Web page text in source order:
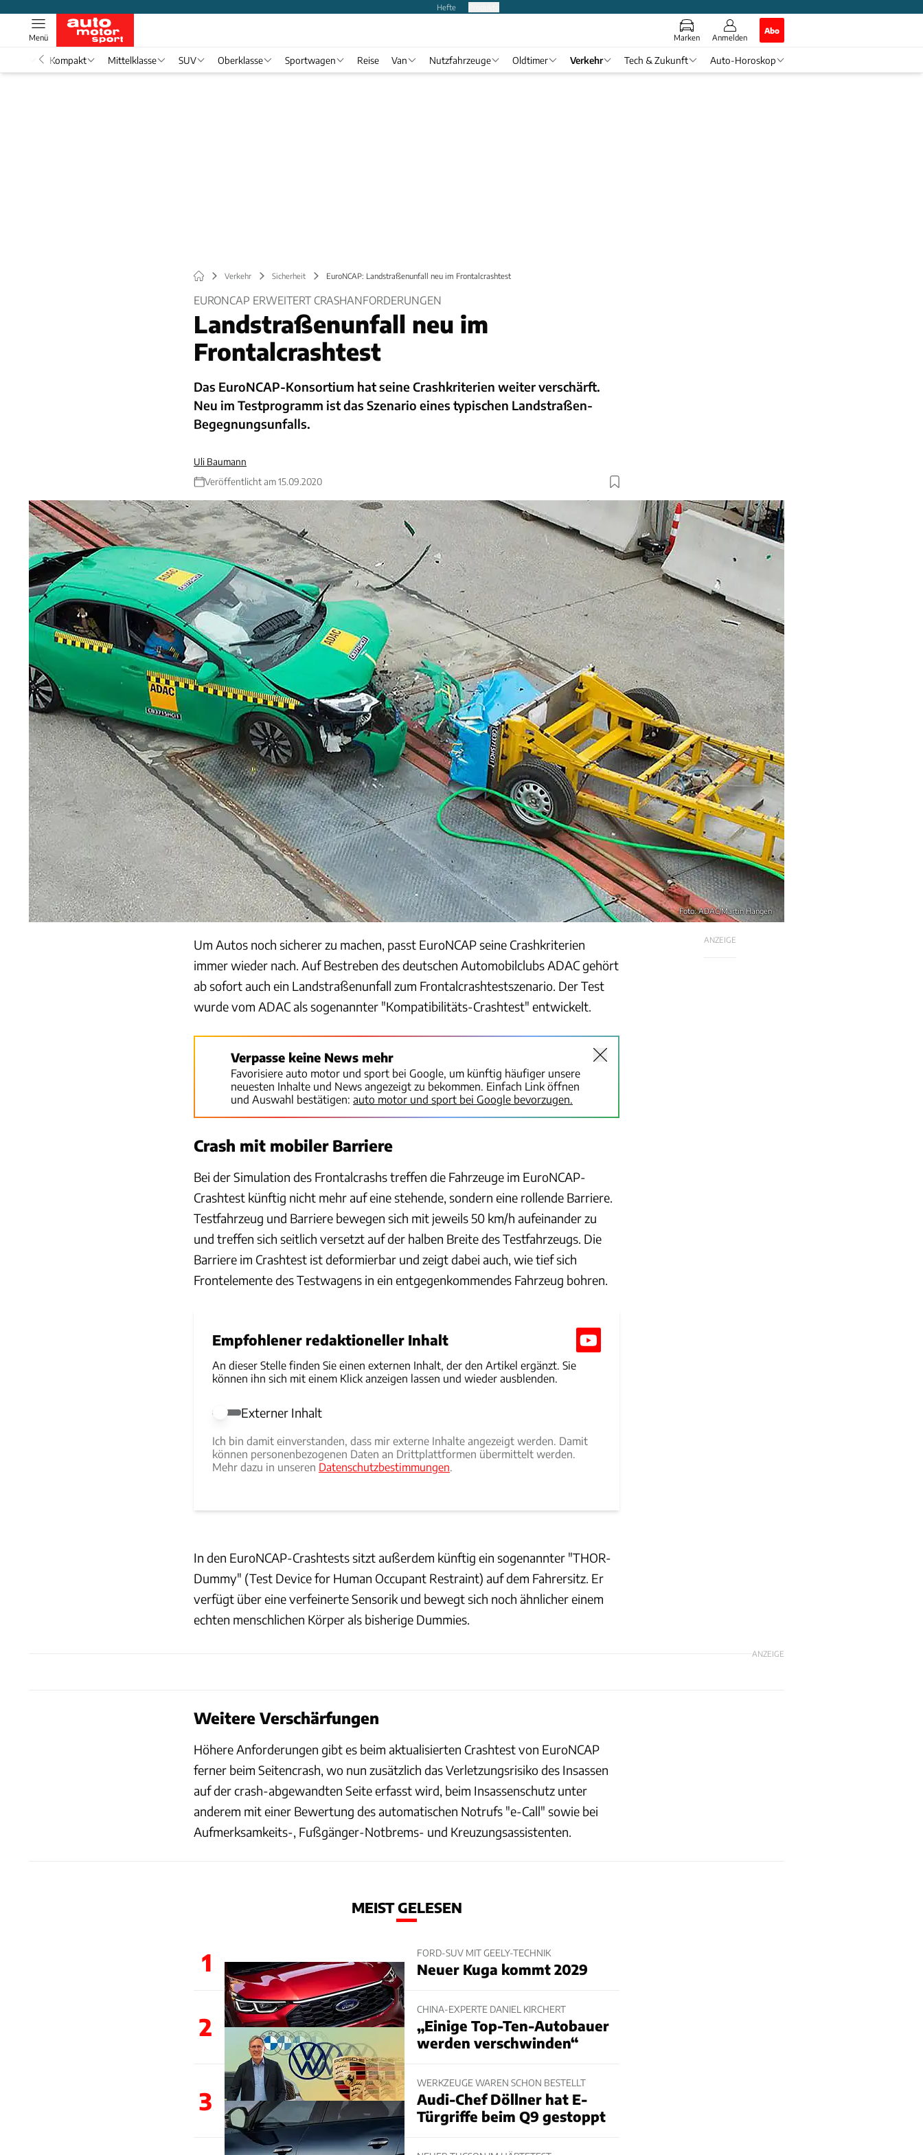
Hefte
Marken Anmelden
Abo
Menü
Kompakt Mittelklasse SUV Oberklasse Sportwagen Reise Van Nutzfahrzeuge Oldtimer Verkehr Tech & Zukunft Auto-Horoskop
Verkehr Sicherheit EuroNCAP: Landstraßenunfall neu im Frontalcrashtest
EURONCAP ERWEITERT CRASHANFORDERUNGEN
Landstraßenunfall neu im
Frontalcrashtest
Das EuroNCAP-Konsortium hat seine Crashkriterien weiter verschärft.
Neu im Testprogramm ist das Szenario eines typischen Landstraßen-
Begegnungsunfalls.
Uli Baumann
Veröffentlicht am 15.09.2020
Foto: ADAC/Martin Hangen
ANZEIGE
Um Autos noch sicherer zu machen, passt EuroNCAP seine Crashkriterien
immer wieder nach. Auf Bestreben des deutschen Automobilclubs ADAC gehört
ab sofort auch ein Landstraßenunfall zum Frontalcrashtestszenario. Der Test
wurde vom ADAC als sogenannter "Kompatibilitäts-Crashtest" entwickelt.
Verpasse keine News mehr
Favorisiere auto motor und sport bei Google, um künftig häufiger unsere
neuesten Inhalte und News angezeigt zu bekommen. Einfach Link öffnen
und Auswahl bestätigen: auto motor und sport bei Google bevorzugen.
Crash mit mobiler Barriere
Bei der Simulation des Frontalcrashs treffen die Fahrzeuge im EuroNCAP-
Crashtest künftig nicht mehr auf eine stehende, sondern eine rollende Barriere.
Testfahrzeug und Barriere bewegen sich mit jeweils 50 km/h aufeinander zu
und treffen sich seitlich versetzt auf der halben Breite des Testfahrzeugs. Die
Barriere im Crashtest ist deformierbar und zeigt dabei auch, wie tief sich
Frontelemente des Testwagens in ein entgegenkommendes Fahrzeug bohren.
Empfohlener redaktioneller Inhalt
An dieser Stelle finden Sie einen externen Inhalt, der den Artikel ergänzt. Sie
können ihn sich mit einem Klick anzeigen lassen und wieder ausblenden.
Externer Inhalt erlauben
Externer Inhalt
Ich bin damit einverstanden, dass mir externe Inhalte angezeigt werden. Damit
können personenbezogenen Daten an Drittplattformen übermittelt werden.
Mehr dazu in unseren Datenschutzbestimmungen
In den EuroNCAP-Crashtests sitzt außerdem künftig ein sogenannter "THOR-
Dummy" (Test Device for Human Occupant Restraint) auf dem Fahrersitz. Er
verfügt über eine verfeinerte Sensorik und bewegt sich noch ähnlicher einem
echten menschlichen Körper als bisherige Dummies.
ANZEIGE
Weitere Verschärfungen
Höhere Anforderungen gibt es beim aktualisierten Crashtest von EuroNCAP
ferner beim Seitencrash, wo nun zusätzlich das Verletzungsrisiko des Insassen
auf der crash-abgewandten Seite erfasst wird, beim Insassenschutz unter
anderem mit einer Bewertung des automatischen Notrufs "e-Call" sowie bei
Aufmerksamkeits-, Fußgänger-Notbrems- und Kreuzungsassistenten.
MEIST GELESEN
1 FORD-SUV MIT GEELY-TECHNIK
Neuer Kuga kommt 2029
2
CHINA-EXPERTE DANIEL KIRCHERT
„Einige Top-Ten-Autobauer
werden verschwinden“
3
WERKZEUGE WAREN SCHON BESTELLT
Audi-Chef Döllner hat E-
Türgriffe beim Q9 gestoppt